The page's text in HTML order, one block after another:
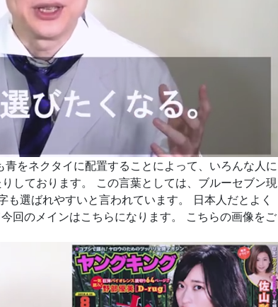
をネクタイに配置することによって、いろんな人に
しております。 この言葉としては、ブルーセブン現
選ばれやすいと言われています。 日本人だとよく
回のメインはこちらになります。 こちらの画像をご